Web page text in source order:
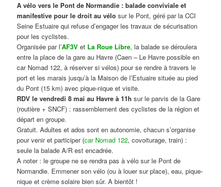
A vélo vers le Pont de Normandie : balade conviviale et
manifestive pour le droit au vélo sur le Pont, géré par la CCI
Seine Estuaire qui refuse d’engager les travaux de sécurisation
pour les cyclistes.
Organisée par l’AF3V et La Roue Libre, la balade se déroulera
entre la place de la gare au Havre (Caen – Le Havre possible en
car Nomad 122, à réserver si vélos) pour se rendre à travers le
port et les marais jusqu’à la Maison de l’Estuaire située au pied
du Pont (15 km) avec pique-nique et visite.
RDV le vendredi 8 mai au Havre à 11h sur le parvis de la Gare
(routière + SNCF) : rassemblement des cyclistes de la région et
départ en groupe.
Gratuit. Adultes et ados sont en autonomie, chacun s’organise
pour venir et participer (car Nomad 122, covoiturage, train) :
seule la balade A/R est encadrée.
A noter : le groupe ne se rendra pas à vélo sur le Pont de
Normandie. Emmener son vélo (ou à louer sur place), eau, pique-
nique et crème solaire bien sûr. A bientôt !